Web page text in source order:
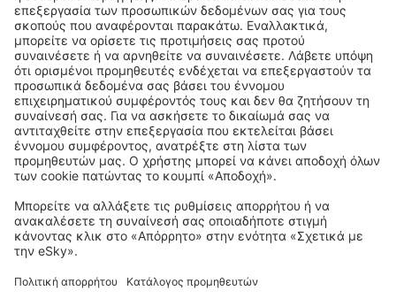
Copyright © eSky.gr. Με την επιφύλαξη παντός νομίμου δικαιώματος.